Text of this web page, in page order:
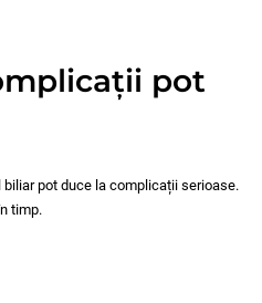
pot
pot duce la complicații serioase.
timp.